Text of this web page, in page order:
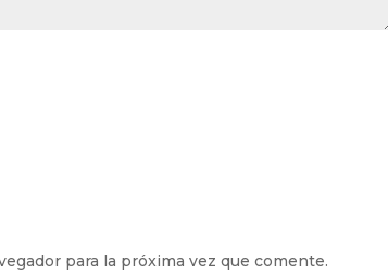
para la próxima vez que comente.